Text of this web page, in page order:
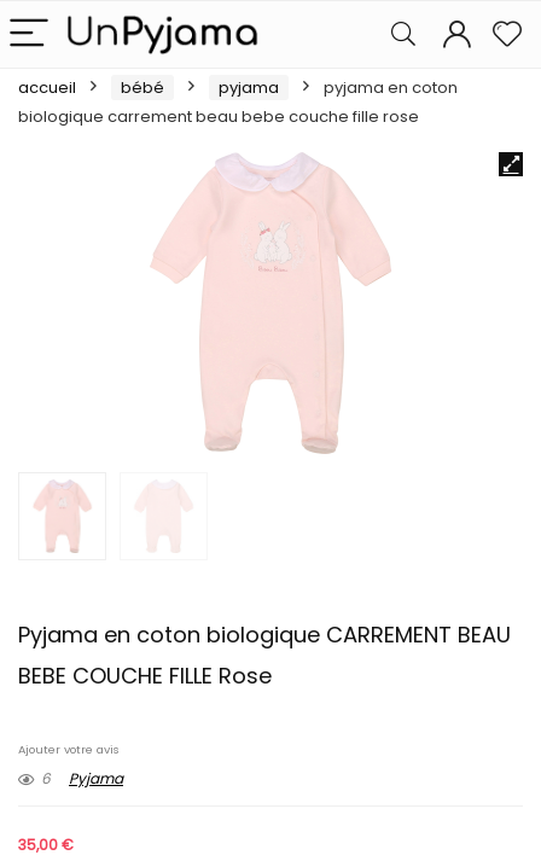
accueil bébé pyjama
pyjama en coton
biologique carrement beau bebe couche fille rose
Pyjama en coton biologique CARREMENT BEAU
BEBE COUCHE FILLE Rose
Ajouter votre avis
6 Pyjama
35,00€